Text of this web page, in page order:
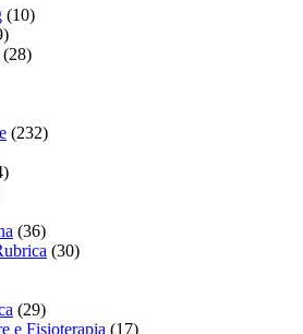
(10)
(28)
(232)
(36)
(30)
(29)
e Fisioterapia (17)